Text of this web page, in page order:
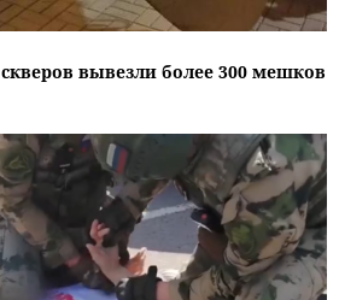
вывезли более 300 мешков